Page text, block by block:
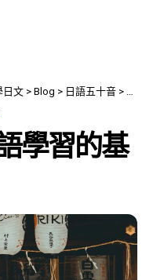
日文 > Blog > 日語五十音 >
學習的基